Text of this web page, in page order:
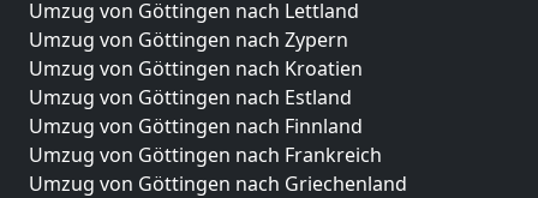
Umzug von Göttingen nach Lettland
Umzug von Göttingen nach Zypern
Umzug von Göttingen nach Kroatien
Umzug von Göttingen nach Estland
Umzug von Göttingen nach Finnland
Umzug von Göttingen nach Frankreich
Umzug von Göttingen nach Griechenland